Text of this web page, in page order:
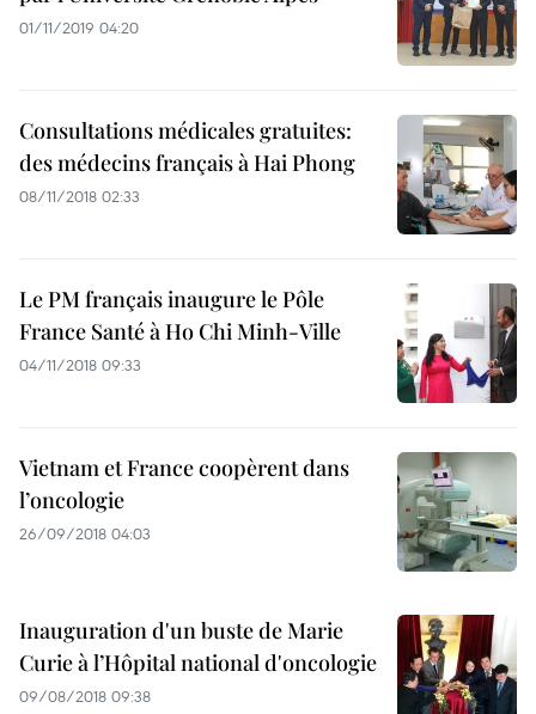
01/11/2019 04:20
Consultations médicales gratuites:
des médecins français à Hai Phong
08/11/2018 02:33
Le PM français inaugure le Pôle
France Santé à Ho Chi Minh-Ville
04/11/2018 09:33
Vietnam et France coopèrent dans
l’oncologie
26/09/2018 04:03
Inauguration d'un buste de Marie
Curie à l’Hôpital national d'oncologie
09/08/2018 09:38